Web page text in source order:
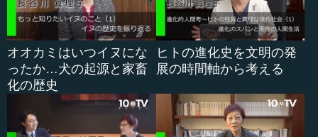
松尾 「GAVAGAI」ですか。
長谷川 デイビッド プリマック（アメリカの心理学者）と
いう人がいるのですが、プリマック氏が1970年代に「...
オオカミはいつイヌにな
ったか…犬の起源と家畜
化の歴史
ヒトの進化史を文明の発
展の時間軸から考える